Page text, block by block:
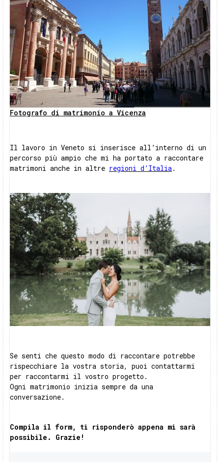
Fotografo di matrimonio a Vicenza
Il lavoro in Veneto si inserisce all’interno di un
percorso più ampio che mi ha portato a raccontare
matrimoni anche in altre regioni d’Italia .
Se senti che questo modo di raccontare potrebbe
rispecchiare la vostra storia, puoi contattarmi
per raccontarmi il vostro progetto.
Ogni matrimonio inizia sempre da una
conversazione.
Compila il form, ti risponderò appena mi sarà
possibile. Grazie!